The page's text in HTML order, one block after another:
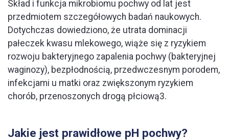
Skład i funkcja mikrobiomu pochwy od lat jest
przedmiotem szczegółowych badań naukowych.
Dotychczas dowiedziono, że utrata dominacji
pałeczek kwasu mlekowego, wiąże się z ryzykiem
rozwoju bakteryjnego zapalenia pochwy (bakteryjnej
waginozy), bezpłodnością, przedwczesnym porodem,
infekcjami u matki oraz zwiększonym ryzykiem
chorób, przenoszonych drogą płciową3.
Jakie jest prawidłowe pH pochwy?